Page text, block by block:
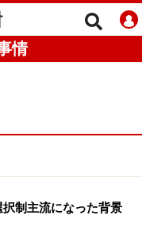
情
制主流になった背景